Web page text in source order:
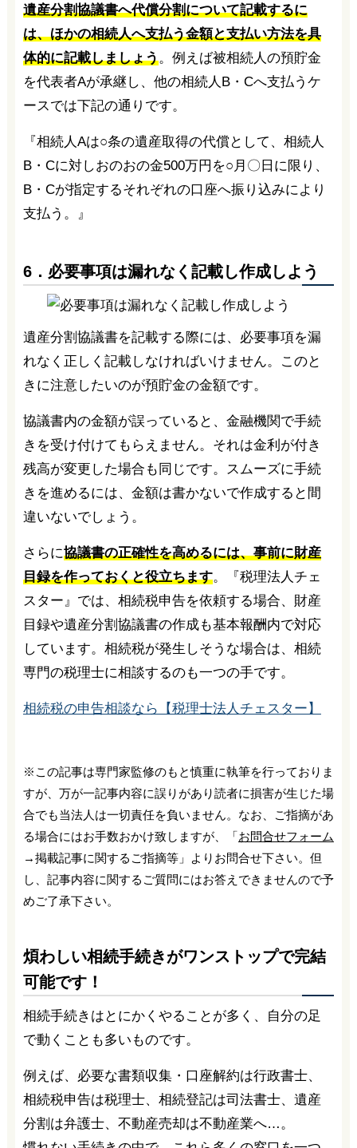
遺産分割協議書へ代償分割について記載するに
は、ほかの相続人へ支払う金額と支払い方法を具
体的に記載しましょう。例えば被相続人の預貯金
を代表者Aが承継し、他の相続人B・Cへ支払うケ
ースでは下記の通りです。
『相続人Aは○条の遺産取得の代償として、相続人
B・Cに対しおのおの金500万円を○月〇日に限り、
B・Cが指定するそれぞれの口座へ振り込みにより
支払う。』
6．必要事項は漏れなく記載し作成しよう
遺産分割協議書を記載する際には、必要事項を漏
れなく正しく記載しなければいけません。このと
きに注意したいのが預貯金の金額です。
協議書内の金額が誤っていると、金融機関で手続
きを受け付けてもらえません。それは金利が付き
残高が変更した場合も同じです。スムーズに手続
きを進めるには、金額は書かないで作成すると間
違いないでしょう。
さらに協議書の正確性を高めるには、事前に財産
目録を作っておくと役立ちます。『税理法人チェ
スター』では、相続税申告を依頼する場合、財産
目録や遺産分割協議書の作成も基本報酬内で対応
しています。相続税が発生しそうな場合は、相続
専門の税理士に相談するのも一つの手です。
相続税の申告相談なら【税理士法人チェスター】
※この記事は専門家監修のもと慎重に執筆を行っておりま
すが、万が一記事内容に誤りがあり読者に損害が生じた場
合でも当法人は一切責任を負いません。なお、ご指摘があ
る場合にはお手数おかけ致しますが、「お問合せフォーム
→掲載記事に関するご指摘等」よりお問合せ下さい。但
し、記事内容に関するご質問にはお答えできませんので予
めご了承下さい。
煩わしい相続手続きがワンストップで完結
可能です！
相続手続きはとにかくやることが多く、自分の足
で動くことも多いものです。
例えば、必要な書類収集・口座解約は行政書士、
相続税申告は税理士、相続登記は司法書士、遺産
分割は弁護士、不動産売却は不動産業へ…。